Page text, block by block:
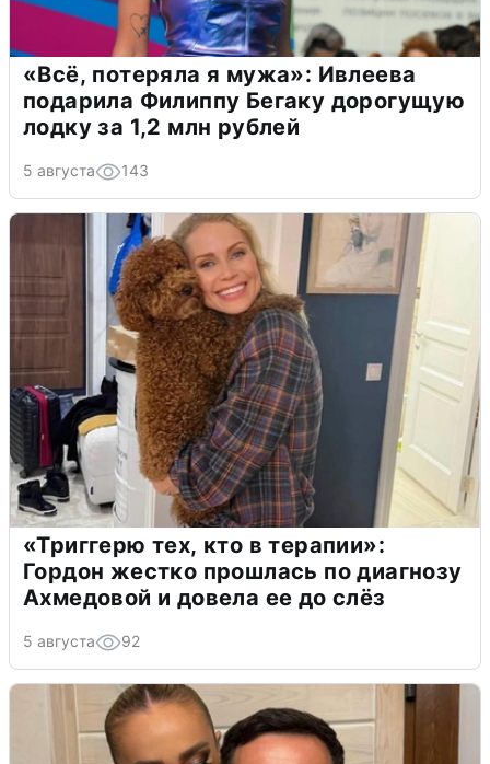
«Всё, потеряла я мужа»: Ивлеева
подарила Филиппу Бегаку дорогущую
лодку за 1,2 млн рублей
5 августа 143
«Триггерю тех, кто в терапии»:
Гордон жестко прошлась по диагнозу
Ахмедовой и довела ее до слёз
5 августа 92